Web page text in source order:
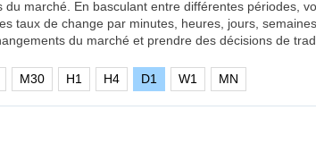
du marché. En basculant entre différentes périodes,
taux de change par minutes, heures, jours,
du marché et prendre des décisions de
M30 H1 H4 D1 W1 MN